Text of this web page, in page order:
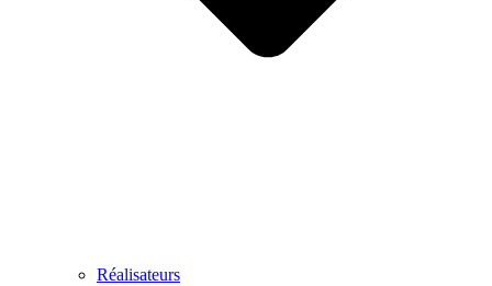
Réalisateurs